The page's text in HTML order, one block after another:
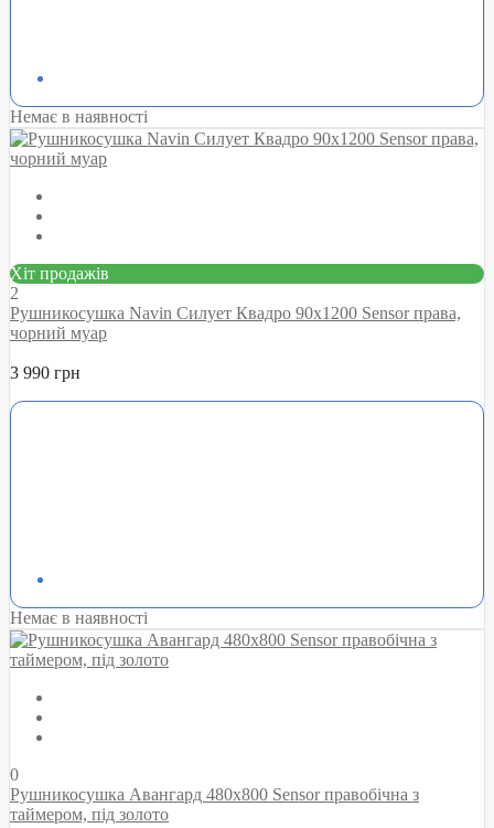
Немає в наявності
Хіт продажів
2
Рушникосушка Navin Силует Квадро 90х1200 Sensor права,
чорний муар
3 990 грн
Немає в наявності
0
Рушникосушка Авангард 480х800 Sensor правобічна з
таймером, під золото